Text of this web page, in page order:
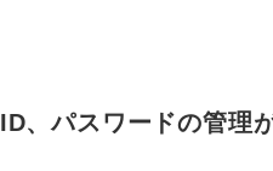
ID、パスワードの管理